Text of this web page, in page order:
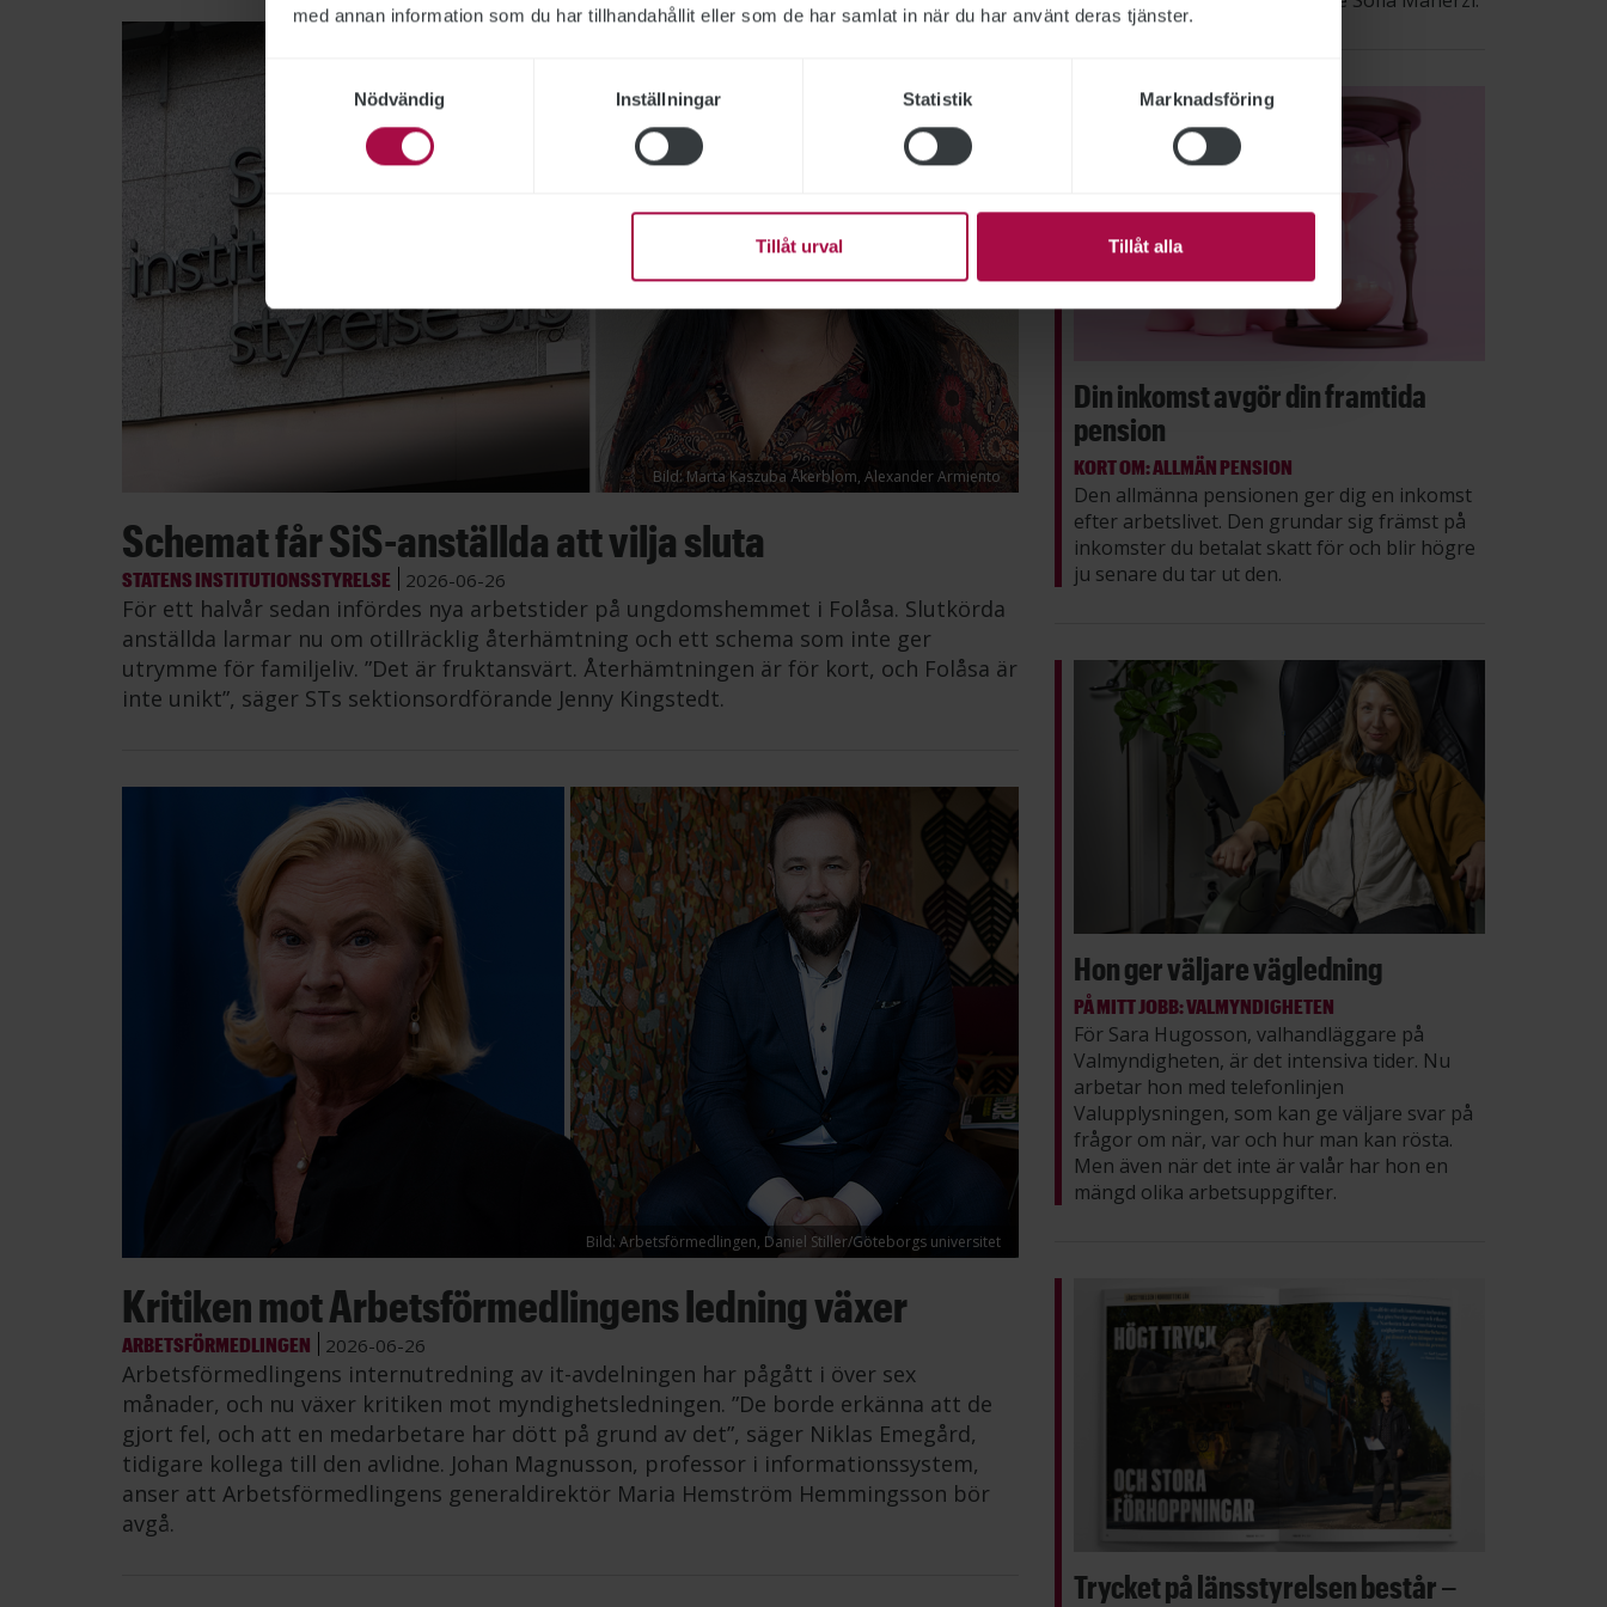
med annan information som du har tillhandahållit eller som de har samlat in när du har använt deras tjänster.
Nödvändig
Inställningar Statistik Marknadsföring
Tillåt urval Tillåt alla
Bild: Marta Kaszuba Åkerblom, Alexander Armiento
Schemat får SiS-anställda att vilja sluta
STATENS INSTITUTIONSSTYRELSE 2026-06-26
För ett halvår sedan infördes nya arbetstider på ungdomshemmet i Folåsa. Slutkörda
anställda larmar nu om otillräcklig återhämtning och ett schema som inte ger
utrymme för familjeliv. ”Det är fruktansvärt. Återhämtningen är för kort, och Folåsa är
inte unikt”, säger STs sektionsordförande Jenny Kingstedt.
Bild: Arbetsförmedlingen, Daniel Stiller/Göteborgs universitet
Kritiken mot Arbetsförmedlingens ledning växer
ARBETSFÖRMEDLINGEN 2026-06-26
Arbetsförmedlingens internutredning av it-avdelningen har pågått i över sex
månader, och nu växer kritiken mot myndighetsledningen. ”De borde erkänna att de
gjort fel, och att en medarbetare har dött på grund av det”, säger Niklas Emegård,
tidigare kollega till den avlidne. Johan Magnusson, professor i informationssystem,
anser att Arbetsförmedlingens generaldirektör Maria Hemström Hemmingsson bör
avgå.
Din inkomst avgör din framtida
pension
KORT OM: ALLMÄN PENSION
Den allmänna pensionen ger dig en inkomst
efter arbetslivet. Den grundar sig främst på
inkomster du betalat skatt för och blir högre
ju senare du tar ut den.
Hon ger väljare vägledning
PÅ MITT JOBB: VALMYNDIGHETEN
För Sara Hugosson, valhandläggare på
Valmyndigheten, är det intensiva tider. Nu
arbetar hon med telefonlinjen
Valupplysningen, som kan ge väljare svar på
frågor om när, var och hur man kan rösta.
Men även när det inte är valår har hon en
mängd olika arbetsuppgifter.
Trycket på länsstyrelsen består –